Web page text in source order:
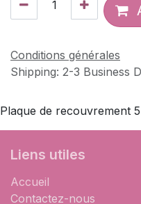
Conditions générales
Shipping: 2-3 Business
Plaque de recouvrement
Liens utiles
Accueil
Contactez-nous